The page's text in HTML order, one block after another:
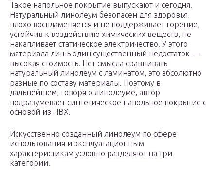
Такое напольное покрытие выпускают и сегодня.
Натуральный линолеум безопасен для здоровья,
плохо воспламеняется и не поддерживает горение,
устойчив к воздействию химических веществ, не
накапливает статическое электричество. У этого
материала лишь один существенный недостаток —
высокая стоимость. Нет смысла сравнивать
натуральный линолеум с ламинатом, это абсолютно
разные по составу материалы. Поэтому в
дальнейшем, говоря о линолеуме, автор
подразумевает синтетическое напольное покрытие с
основой из ПВХ.
Искусственно созданный линолеум по сфере
использования и эксплуатационным
характеристикам условно разделяют на три
категории.